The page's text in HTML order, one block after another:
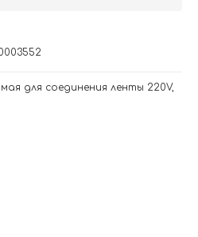
для соединения ленты 220V,